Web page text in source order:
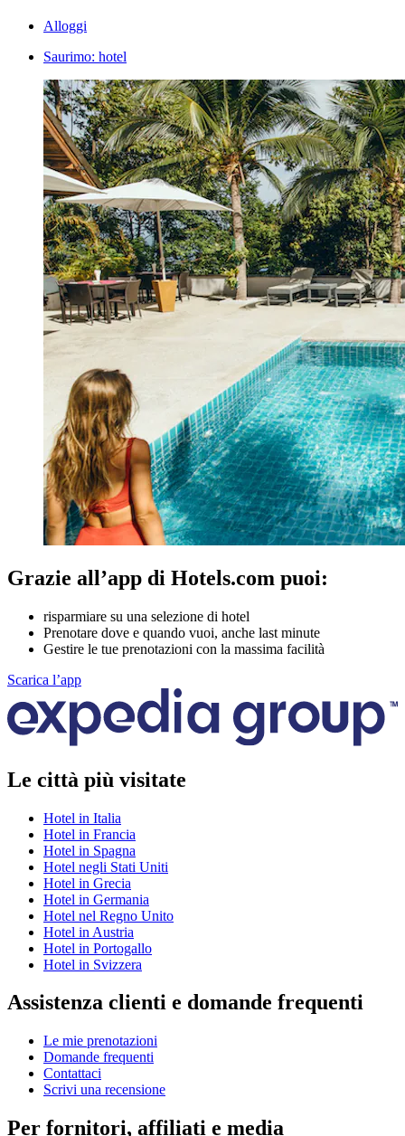
Alloggi
Saurimo: hotel
Grazie all’app di Hotels.com puoi:
risparmiare su una selezione di hotel
Prenotare dove e quando vuoi, anche last minute
Gestire le tue prenotazioni con la massima facilità
Scarica l’app
Le città più visitate
Hotel in Italia
Hotel in Francia
Hotel in Spagna
Hotel negli Stati Uniti
Hotel in Grecia
Hotel in Germania
Hotel nel Regno Unito
Hotel in Austria
Hotel in Portogallo
Hotel in Svizzera
Assistenza clienti e domande frequenti
Le mie prenotazioni
Domande frequenti
Contattaci
Scrivi una recensione
Per fornitori, affiliati e media